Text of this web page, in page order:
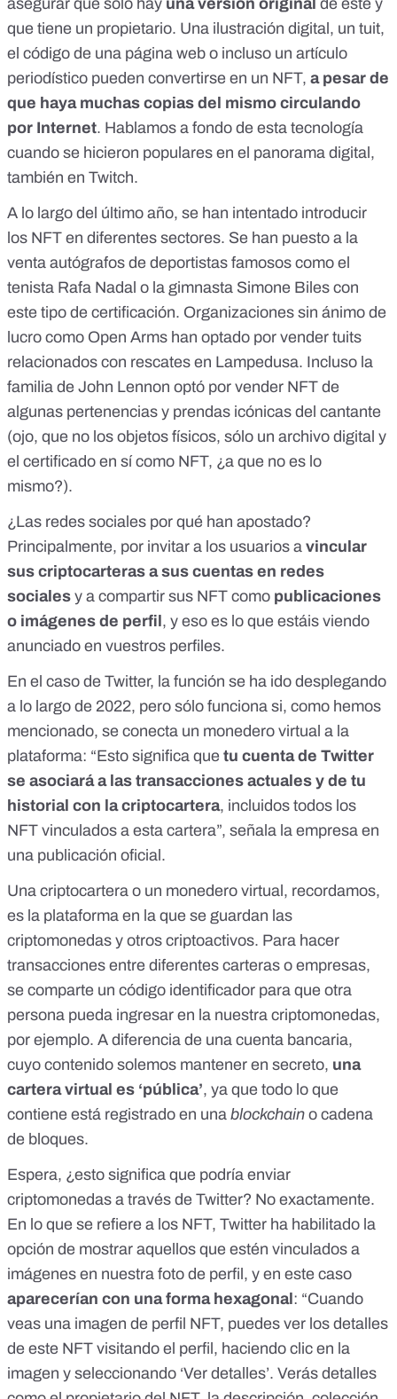
que tiene un propietario. Una ilustración digital, un tuit,
el código de una página web o incluso un artículo
periodístico pueden convertirse en un NFT, a pesar de
que haya muchas copias del mismo circulando
por Internet. Hablamos a fondo de esta tecnología
cuando se hicieron populares en el panorama digital,
también en Twitch.
A lo largo del último año, se han intentado introducir
los NFT en diferentes sectores. Se han puesto a la
venta autógrafos de deportistas famosos como el
tenista Rafa Nadal o la gimnasta Simone Biles con
este tipo de certificación. Organizaciones sin ánimo de
lucro como Open Arms han optado por vender tuits
relacionados con rescates en Lampedusa. Incluso la
familia de John Lennon optó por vender NFT de
algunas pertenencias y prendas icónicas del cantante
(ojo, que no los objetos físicos, sólo un archivo digital y
el certificado en sí como NFT, ¿a que no es lo
mismo?).
¿Las redes sociales por qué han apostado?
Principalmente, por invitar a los usuarios a vincular
sus criptocarteras a sus cuentas en redes
sociales y a compartir sus NFT como publicaciones
o imágenes de perfil, y eso es lo que estáis viendo
anunciado en vuestros perfiles.
En el caso de Twitter, la función se ha ido desplegando
a lo largo de 2022, pero sólo funciona si, como hemos
mencionado, se conecta un monedero virtual a la
plataforma: “Esto significa que tu cuenta de Twitter
se asociará a las transacciones actuales y de tu
historial con la criptocartera, incluidos todos los
NFT vinculados a esta cartera”, señala la empresa en
una publicación oficial.
Una criptocartera o un monedero virtual, recordamos,
es la plataforma en la que se guardan las
criptomonedas y otros criptoactivos. Para hacer
transacciones entre diferentes carteras o empresas,
se comparte un código identificador para que otra
persona pueda ingresar en la nuestra criptomonedas,
por ejemplo. A diferencia de una cuenta bancaria,
cuyo contenido solemos mantener en secreto, una
cartera virtual es ‘pública’, ya que todo lo que
contiene está registrado en una blockchain o cadena
de bloques.
Espera, ¿esto significa que podría enviar
criptomonedas a través de Twitter? No exactamente.
En lo que se refiere a los NFT, Twitter ha habilitado la
opción de mostrar aquellos que estén vinculados a
imágenes en nuestra foto de perfil, y en este caso
aparecerían con una forma hexagonal: “Cuando
veas una imagen de perfil NFT, puedes ver los detalles
de este NFT visitando el perfil, haciendo clic en la
imagen y seleccionando ‘Ver detalles’. Verás detalles